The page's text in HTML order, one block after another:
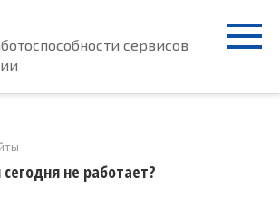
сервисов
не работает?